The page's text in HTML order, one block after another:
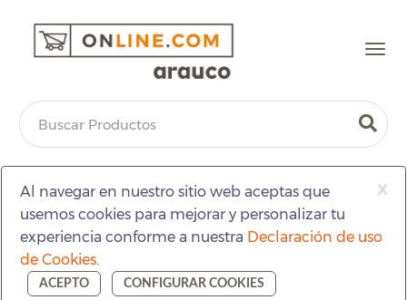
x
Al navegar en nuestro sitio web aceptas que
usemos cookies para mejorar y personalizar tu
experiencia conforme a nuestra Declaración de uso
de Cookies.
ACEPTO CONFIGURAR COOKIES